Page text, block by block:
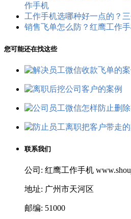
作手机
工作手机选哪种好一点的？
销售飞单怎么防？红鹰工作
您可能还在找这些
联系我们
公司: 红鹰工作手机
地址: 广州市天河区
邮编: 51000